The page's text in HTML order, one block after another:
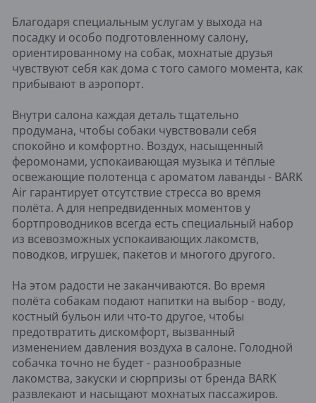
Благодаря специальным услугам у выхода на
посадку и особо подготовленному салону,
ориентированному на собак, мохнатые друзья
чувствуют себя как дома с того самого момента, как
прибывают в аэропорт.
Внутри салона каждая деталь тщательно
продумана, чтобы собаки чувствовали себя
спокойно и комфортно. Воздух, насыщенный
феромонами, успокаивающая музыка и тёплые
освежающие полотенца с ароматом лаванды - BARK
Air гарантирует отсутствие стресса во время
полёта. А для непредвиденных моментов у
бортпроводников всегда есть специальный набор
из всевозможных успокаивающих лакомств,
поводков, игрушек, пакетов и многого другого.
На этом радости не заканчиваются. Во время
полёта собакам подают напитки на выбор - воду,
костный бульон или что-то другое, чтобы
предотвратить дискомфорт, вызванный
изменением давления воздуха в салоне. Голодной
собачка точно не будет - разнообразные
лакомства, закуски и сюрпризы от бренда BARK
развлекают и насыщают мохнатых пассажиров.